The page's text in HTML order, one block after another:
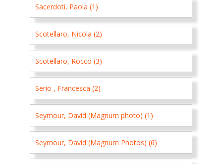
Sacerdoti, Paola (1)
Scotellaro, Nicola (2)
Scotellaro, Rocco (3)
Serio , Francesca (2)
Seymour, David (Magnum photo) (1)
Seymour, David (Magnum Photos) (6)